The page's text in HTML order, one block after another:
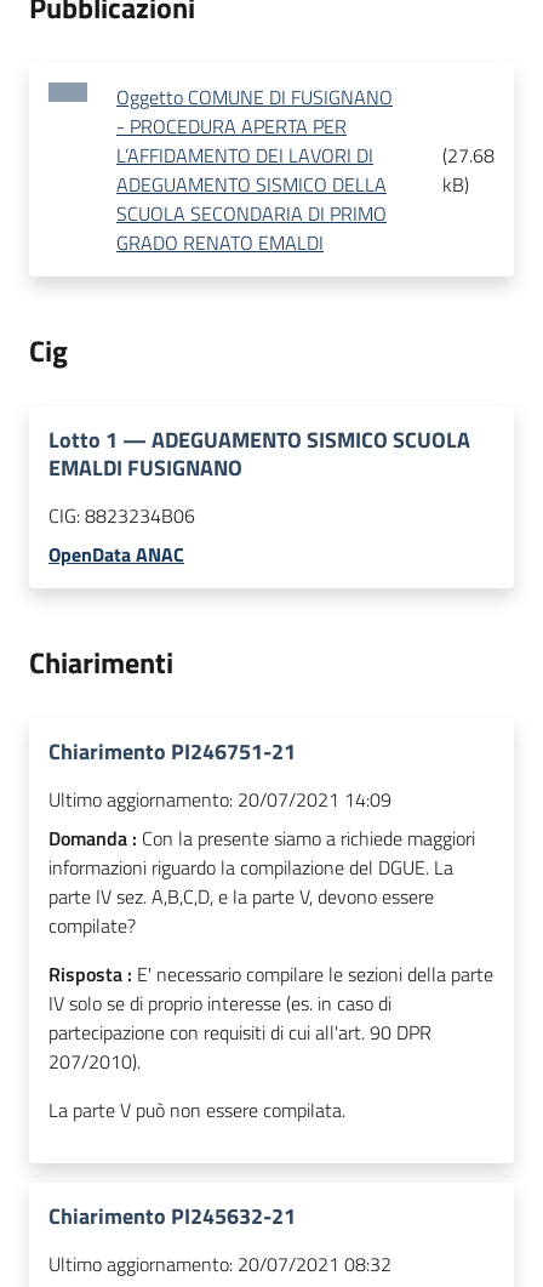
Oggetto COMUNE DI FUSIGNANO
- PROCEDURA APERTA PER
L’AFFIDAMENTO DEI LAVORI DI
ADEGUAMENTO SISMICO DELLA
SCUOLA SECONDARIA DI PRIMO
GRADO RENATO EMALDI
(27.68
kB)
Cig
Lotto 1 —ADEGUAMENTO SISMICO SCUOLA
EMALDI FUSIGNANO
CIG:8823234B06
OpenData ANAC
Chiarimenti
Chiarimento PI246751-21
Ultimo aggiornamento: 20/07/2021 14:09
Domanda : Con la presente siamo a richiede maggiori
informazioni riguardo la compilazione del DGUE. La
parte IV sez. A,B,C,D, e la parte V, devono essere
compilate?
Risposta : E' necessario compilare le sezioni della parte
IV solo se di proprio interesse (es. in caso di
partecipazione con requisiti di cui all'art. 90 DPR
207/2010).
La parte V può non essere compilata.
Chiarimento PI245632-21
Ultimo aggiornamento: 20/07/2021 08:32